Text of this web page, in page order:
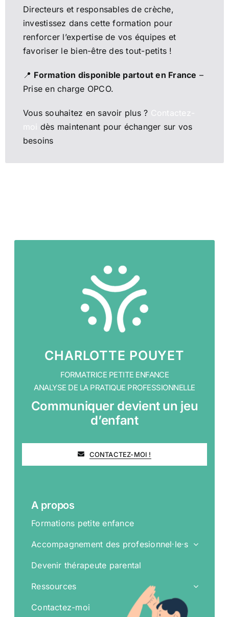
Directeurs et responsables de crèche,
investissez dans cette formation pour
renforcer l’expertise de vos équipes et
favoriser le bien-être des tout-petits !
📍 Formation disponible partout en France –
Prise en charge OPCO.
Vous souhaitez en savoir plus ? Contactez-
moi dès maintenant pour échanger sur vos
besoins
CHARLOTTE POUYET
FORMATRICE PETITE ENFANCE
ANALYSE DE LA PRATIQUE PROFESSIONNELLE
Communiquer devient un jeu
d’enfant
CONTACTEZ-MOI !
A propos
Formations petite enfance
Accompagnement des profesionnel·le·s
Devenir thérapeute parental
Ressources
Contactez-moi